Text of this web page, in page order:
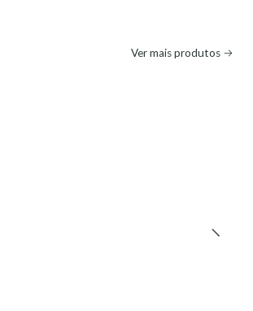
Ver mais produtos